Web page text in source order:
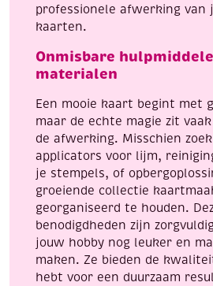
professionele afwerking van
kaarten.
Onmisbare
materialen
Een mooie kaart begint met
maar de echte magie zit
de afwerking. Misschien
applicators voor lijm,
je stempels, of
groeiende collectie
georganiseerd te houden.
benodigdheden zijn
jouw hobby nog leuker en
maken. Ze bieden de
hebt voor een duurzaam